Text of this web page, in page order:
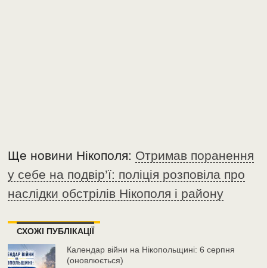
Ще новини Нікополя: Отримав поранення
у себе на подвір’ї: поліція розповіла про
наслідки обстрілів Нікополя і району
СХОЖІ ПУБЛІКАЦІЇ
Календар війни на Нікопольщині: 6 серпня
(оновлюється)